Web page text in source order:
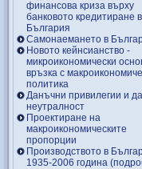
финансова криза върху
банковото кредитиране в
България
Самонаемането в
Новото кейнсианство -
микроикономически
връзка с
политика
Данъчни привилегии и
неутралност
Проектиране на
макроикономическите
пропорции
Производството в
1935-2006 година